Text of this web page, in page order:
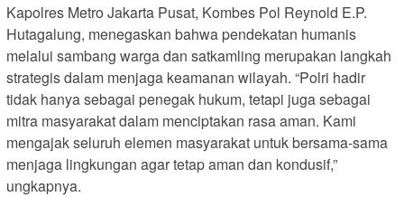
Kapolres Metro Jakarta Pusat, Kombes Pol Reynold E.P.
Hutagalung, menegaskan bahwa pendekatan humanis
melalui sambang warga dan satkamling merupakan langkah
strategis dalam menjaga keamanan wilayah. “Polri hadir
tidak hanya sebagai penegak hukum, tetapi juga sebagai
mitra masyarakat dalam menciptakan rasa aman. Kami
mengajak seluruh elemen masyarakat untuk bersama-sama
menjaga lingkungan agar tetap aman dan kondusif,”
ungkapnya.